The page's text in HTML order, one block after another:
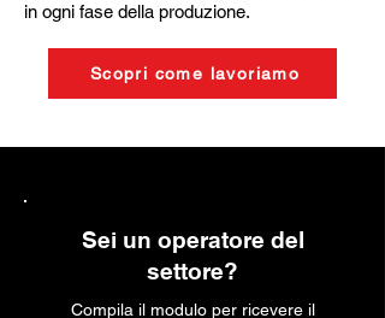
in ogni fase della produzione.
Scopri come lavoriamo
Sei un operatore del
settore?
Compila il modulo per ricevere il